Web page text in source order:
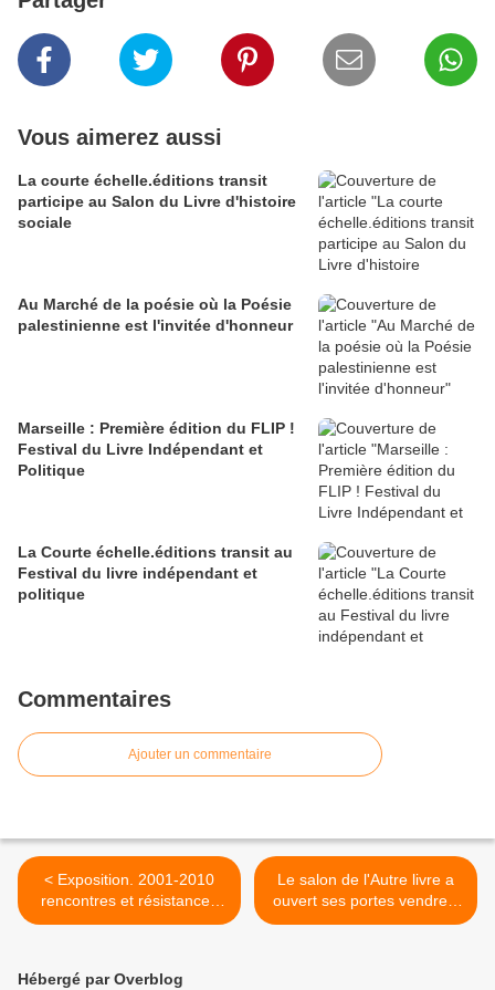
Vous aimerez aussi
La courte échelle.éditions transit
participe au Salon du Livre d'histoire
sociale
Au Marché de la poésie où la Poésie
palestinienne est l'invitée d'honneur
Marseille : Première édition du FLIP !
Festival du Livre Indépendant et
Politique
La Courte échelle.éditions transit au
Festival du livre indépendant et
politique
Commentaires
Ajouter un commentaire
< Exposition. 2001-2010
rencontres et résistances
en Palestine
Le salon de l'Autre livre a
ouvert ses portes vendredi
17 novembre >
Hébergé par Overblog